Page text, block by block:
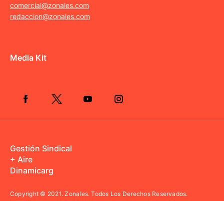
comercial@zonales.com
redaccion@zonales.com
Media Kit
Gestión Sindical
+ Aire
Dinamicarg
Copyright © 2021.Zonales. Todos Los Derechos Reservados.